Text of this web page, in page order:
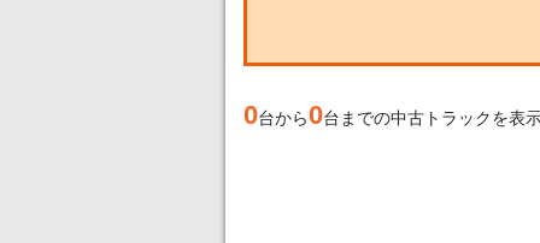
0台から0台までの中古トラックを表